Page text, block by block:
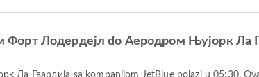
Лодердејл do Аеродром Њујорк Ла